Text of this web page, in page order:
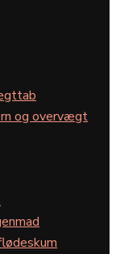
og overvægt